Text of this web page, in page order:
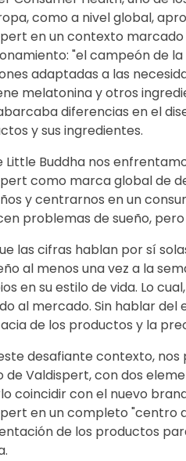
como a nivel global,
en un contexto
"el campeón de
adaptadas a las
melatonina y otros
diferencias en el
y sus ingredientes.
Little Buddha nos
como marca global de
y centrarnos en un
problemas de sueño,
las cifras hablan por sí
al menos una vez a la
en su estilo de vida. Lo
al mercado. Sin hablar del
de los productos y la
desafiante contexto,
de Valdispert, con dos
coincidir con el nuevo
en un completo "centro
de los productos